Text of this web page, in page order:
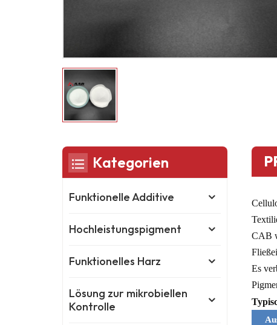
CAB
Es
Kategorien
Funktionelle Additive
Hochleistungspigment
Funktionelles Harz
Lösung zur mikrobiellen
Kontrolle